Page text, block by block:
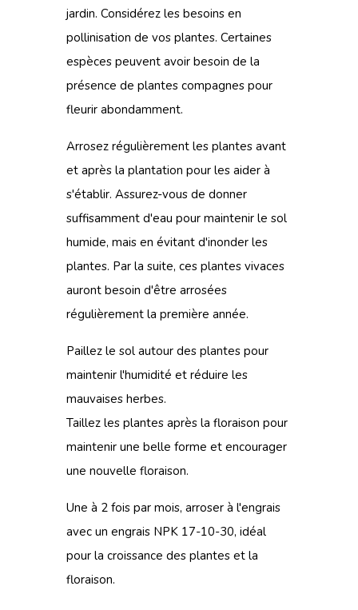
jardin. Considérez les besoins en
pollinisation de vos plantes. Certaines
espèces peuvent avoir besoin de la
présence de plantes compagnes pour
fleurir abondamment.
Arrosez régulièrement les plantes avant
et après la plantation pour les aider à
s'établir. Assurez-vous de donner
suffisamment d'eau pour maintenir le sol
humide, mais en évitant d'inonder les
plantes. Par la suite, ces plantes vivaces
auront besoin d'être arrosées
régulièrement la première année.
Paillez le sol autour des plantes pour
maintenir l'humidité et réduire les
mauvaises herbes.
Taillez les plantes après la floraison pour
maintenir une belle forme et encourager
une nouvelle floraison.
Une à 2 fois par mois, arroser à l'engrais
avec un engrais NPK 17-10-30, idéal
pour la croissance des plantes et la
floraison.